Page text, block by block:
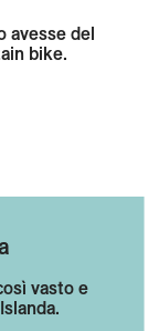
avesse del
bike.
vasto e